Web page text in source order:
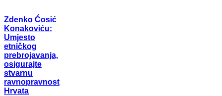
Zdenko Ćosić
Konakoviću:
Umjesto
etničkog
prebrojavanja,
osigurajte
stvarnu
ravnopravnost
Hrvata